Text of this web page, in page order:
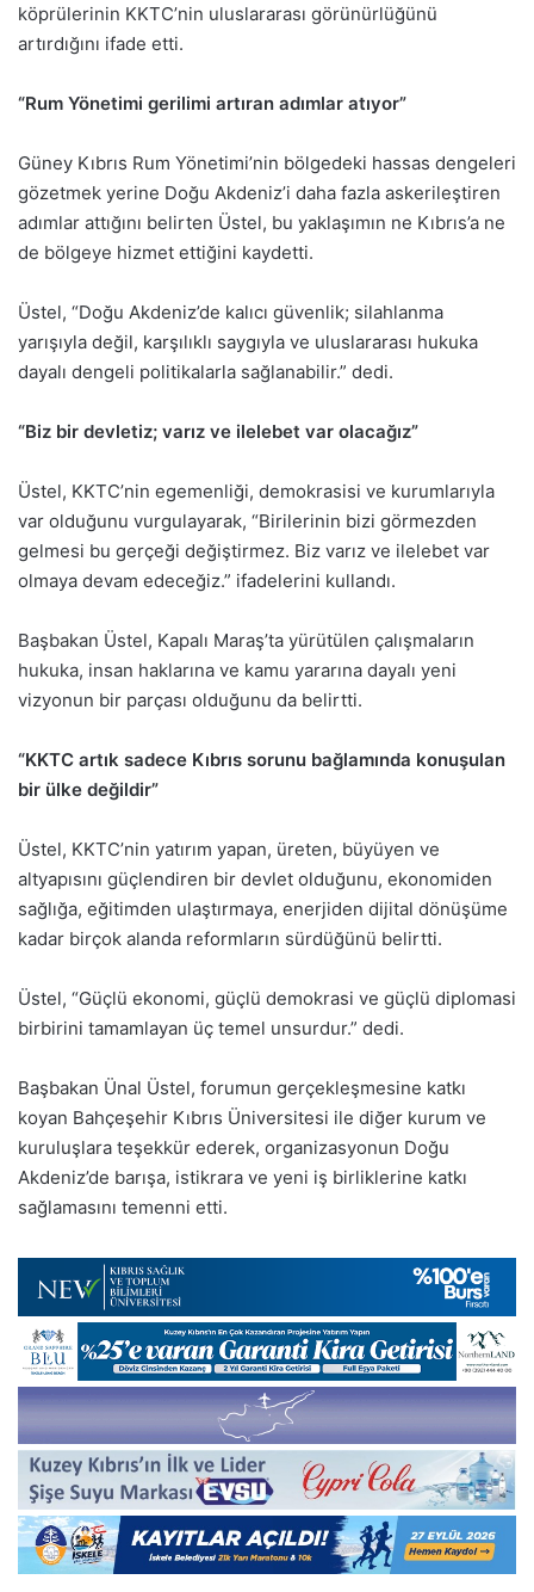
köprülerinin KKTC’nin uluslararası görünürlüğünü
artırdığını ifade etti.
“Rum Yönetimi gerilimi artıran adımlar atıyor”
Güney Kıbrıs Rum Yönetimi’nin bölgedeki hassas dengeleri
gözetmek yerine Doğu Akdeniz’i daha fazla askerileştiren
adımlar attığını belirten Üstel, bu yaklaşımın ne Kıbrıs’a ne
de bölgeye hizmet ettiğini kaydetti.
Üstel, “Doğu Akdeniz’de kalıcı güvenlik; silahlanma
yarışıyla değil, karşılıklı saygıyla ve uluslararası hukuka
dayalı dengeli politikalarla sağlanabilir.” dedi.
“Biz bir devletiz; varız ve ilelebet var olacağız”
Üstel, KKTC’nin egemenliği, demokrasisi ve kurumlarıyla
var olduğunu vurgulayarak, “Birilerinin bizi görmezden
gelmesi bu gerçeği değiştirmez. Biz varız ve ilelebet var
olmaya devam edeceğiz.” ifadelerini kullandı.
Başbakan Üstel, Kapalı Maraş’ta yürütülen çalışmaların
hukuka, insan haklarına ve kamu yararına dayalı yeni
vizyonun bir parçası olduğunu da belirtti.
“KKTC artık sadece Kıbrıs sorunu bağlamında konuşulan
bir ülke değildir”
Üstel, KKTC’nin yatırım yapan, üreten, büyüyen ve
altyapısını güçlendiren bir devlet olduğunu, ekonomiden
sağlığa, eğitimden ulaştırmaya, enerjiden dijital dönüşüme
kadar birçok alanda reformların sürdüğünü belirtti.
Üstel, “Güçlü ekonomi, güçlü demokrasi ve güçlü diplomasi
birbirini tamamlayan üç temel unsurdur.” dedi.
Başbakan Ünal Üstel, forumun gerçekleşmesine katkı
koyan Bahçeşehir Kıbrıs Üniversitesi ile diğer kurum ve
kuruluşlara teşekkür ederek, organizasyonun Doğu
Akdeniz’de barışa, istikrara ve yeni iş birliklerine katkı
sağlamasını temenni etti.